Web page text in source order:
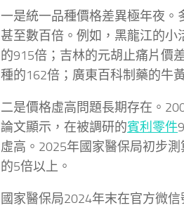
一是統一品種價格差異極年夜
甚至數百倍。例如，黑龍江的
的915倍；吉林的元胡止痛片價
種的162倍；廣東百科制藥的牛
二是價格虛高問題長期存在。
論文顯示，在被調研的賓利零件
虛高。2025年國家醫保局初步
的5倍以上。
國家醫保局2024年末在官方微